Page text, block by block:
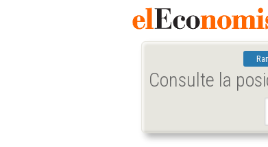
Consulte la